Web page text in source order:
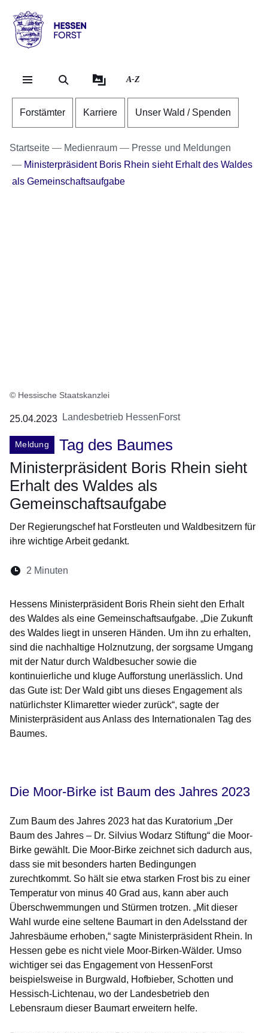
Hessen
Forst
A-Z
Forstämter Karriere Unser Wald / Spenden
Startseite Medienraum
Presse und Meldungen
Ministerpräsident Boris Rhein sieht Erhalt des Waldes
als Gemeinschaftsaufgabe
© Hessische Staatskanzlei
25.04.2023 Landesbetrieb HessenForst
Meldung
Tag des Baumes
Ministerpräsident Boris Rhein sieht
Erhalt des Waldes als
Gemeinschaftsaufgabe
Der Regierungschef hat Forstleuten und Waldbesitzern für
ihre wichtige Arbeit gedankt.
Lesedauer:
2 Minuten
Hessens Ministerpräsident Boris Rhein sieht den Erhalt
des Waldes als eine Gemeinschaftsaufgabe. „Die Zukunft
des Waldes liegt in unseren Händen. Um ihn zu erhalten,
sind die nachhaltige Holznutzung, der sorgsame Umgang
mit der Natur durch Waldbesucher sowie die
kontinuierliche und kluge Aufforstung unerlässlich. Und
das Gute ist: Der Wald gibt uns dieses Engagement als
natürlichster Klimaretter wieder zurück“, sagte der
Ministerpräsident aus Anlass des Internationalen Tag des
Baumes.
Die Moor-Birke ist Baum des Jahres 2023
Zum Baum des Jahres 2023 hat das Kuratorium „Der
Baum des Jahres – Dr. Silvius Wodarz Stiftung“ die Moor-
Birke gewählt. Die Moor-Birke zeichnet sich dadurch aus,
dass sie mit besonders harten Bedingungen
zurechtkommt. So hält sie etwa starken Frost bis zu einer
Temperatur von minus 40 Grad aus, kann aber auch
Überschwemmungen und Stürmen trotzen. „Mit dieser
Wahl wurde eine seltene Baumart in den Adelsstand der
Jahresbäume erhoben,“ sagte Ministerpräsident Rhein. In
Hessen gebe es nicht viele Moor-Birken-Wälder. Umso
wichtiger sei das Engagement von HessenForst
beispielsweise in Burgwald, Hofbieber, Schotten und
Hessisch-Lichtenau, wo der Landesbetrieb den
Lebensraum dieser Baumart erweitern helfe.